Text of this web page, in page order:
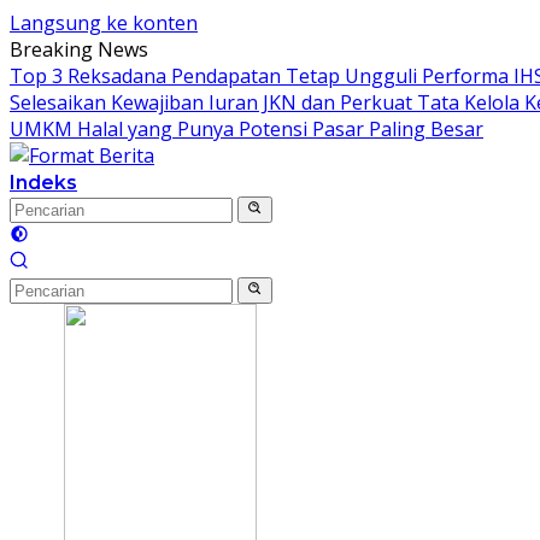
Langsung ke konten
Breaking News
Top 3 Reksadana Pendapatan Tetap Ungguli Performa
Selesaikan Kewajiban Iuran JKN dan Perkuat Tata Kelola
UMKM Halal yang Punya Potensi Pasar Paling Besar
Indeks